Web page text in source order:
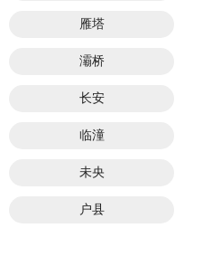
雁塔
灞桥
长安
临潼
未央
户县